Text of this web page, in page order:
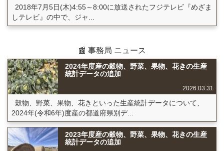
2018年7月5日(木)4:55～8:00に放送されたフジテレビ『めざま
しテレビ』の中で、ジャ...
📰 事務局 ニュース
2024年度産の穀物、野菜、果物、花きの生産
統計データの追加
2026.03.31
穀物、野菜、果物、花きといった生産統計データについて、
2024年(令和6年)度産の都道府県別デ...
2023年度産の穀物、野菜、果物、花きの生産
統計データの追加